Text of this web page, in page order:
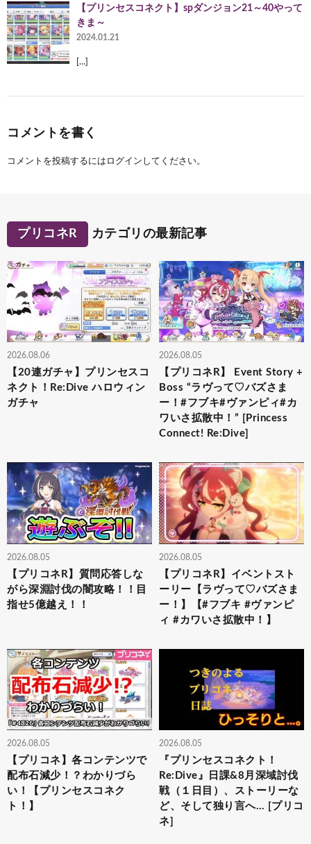
【プリンセスコネクト】spダンジョン21～40やって
きま～
2024.01.21
[…]
コメントを書く
コメントを投稿するには ログイン してください。
プリコネR カテゴリの最新記事
2026.08.06
【20連ガチャ】プリンセスコ
ネクト！Re:Dive ハロウィン
ガチャ
2026.08.05
【プリコネR】 Event Story +
Boss “ラヴって♡バズさま
ー！#フブキ#ヴァンピィ#カ
ワいさ拡散中！” [Princess
Connect! Re:Dive]
2026.08.05
【プリコネR】質問応答しな
がら深淵討伐の闇攻略！！目
指せ5億越え！！
2026.08.05
【プリコネR】イベントスト
ーリー【ラヴって♡バズさま
ー！】【#フブキ #ヴァンピ
ィ #カワいさ拡散中！】
2026.08.05
【プリコネ】各コンテンツで
配布石減少！？わかりづら
い！【プリンセスコネク
ト！】
2026.08.05
『プリンセスコネクト！
Re:Dive』日課&8月深域討伐
戦（１日目）、ストーリーな
ど、そして独り言へ… [プリコ
ネ]